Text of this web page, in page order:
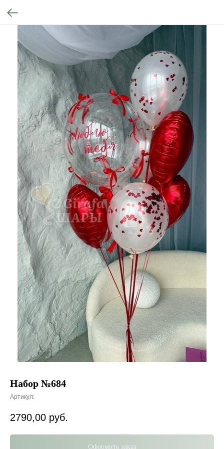
Набор №684
Артикул:
2790,00 руб.
Оформить заказ